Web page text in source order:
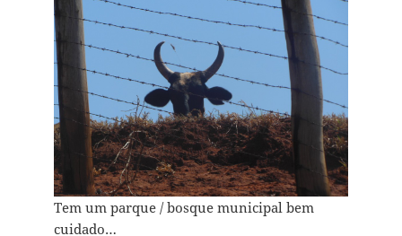
Tem um parque / bosque municipal bem
cuidado…